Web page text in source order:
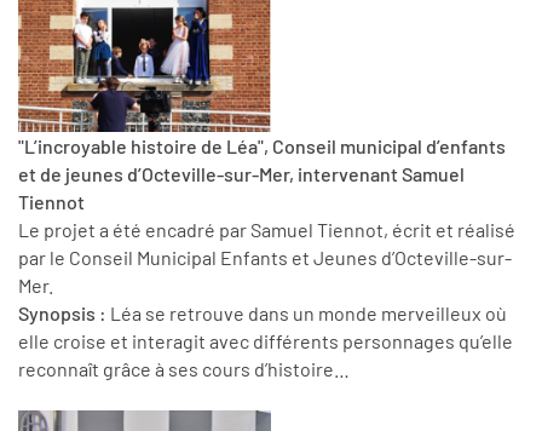
"L’incroyable histoire de Léa", Conseil municipal d’enfants
et de jeunes d’Octeville-sur-Mer, intervenant Samuel
Tiennot
Le projet a été encadré par Samuel Tiennot, écrit et réalisé
par le Conseil Municipal Enfants et Jeunes d’Octeville-sur-
Mer.
Synopsis : Léa se retrouve dans un monde merveilleux où
elle croise et interagit avec différents personnages qu’elle
reconnaît grâce à ses cours d’histoire…